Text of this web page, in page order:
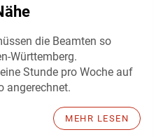
die Beamten so
Württemberg.
Stunde pro Woche auf
angerechnet.
MEHR LESEN